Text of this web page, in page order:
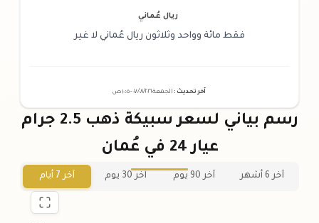
ريال عُماني
فقط مائة وواحد وثلاثون ريال عُماني لا غير
آخر تحديث : الجمعة ٠٧ /٠٨/٢٠٢٦ - ١٠:٠٥ ص
رسم بياني لسعر سبيكة ذهب 2.5 جرام
عيار 24 في عُمان
آخر 6 أشهر آخر 90 يوم آخر 30 يوم آخر 7 أيام